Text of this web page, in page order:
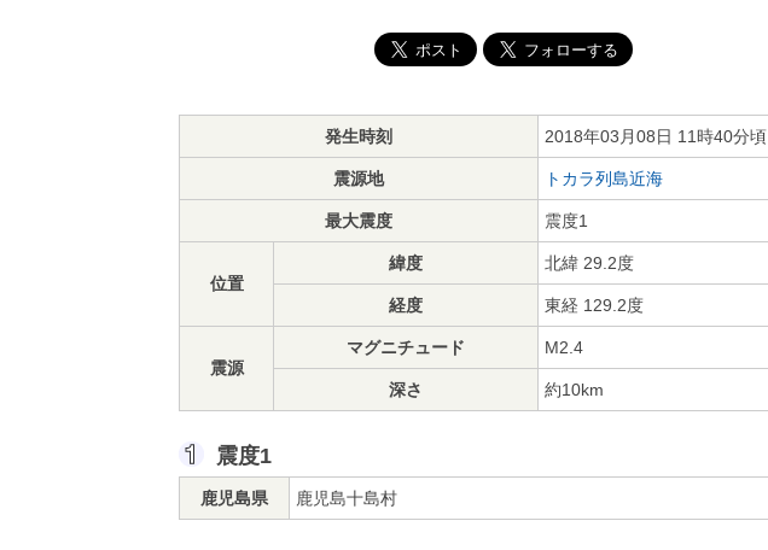
発生時刻 2018年03月08日 11時40分頃
震源地 トカラ列島近海
最大震度 震度1
位置
緯度 北緯 29.2度
経度 東経 129.2度
震源
マグニチュード M2.4
深さ 約10km
震度1
鹿児島県 鹿児島十島村